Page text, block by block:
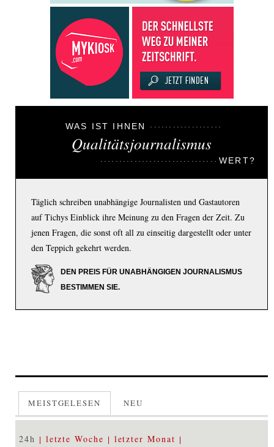
WAS IST IHNEN
Qualitätsjournalismus
WERT?
Täglich schreiben unabhängige Journalisten und Gastautoren
auf Tichys Einblick ihre Meinung zu den Fragen der Zeit. Zu
jenen Fragen, die sonst oft all zu einseitig dargestellt oder unter
den Teppich gekehrt werden.
DEN PREIS FÜR UNABHÄNGIGEN JOURNALISMUS
BESTIMMEN SIE.
MEISTGELESEN NEU
24h letzte Woche letzter Monat